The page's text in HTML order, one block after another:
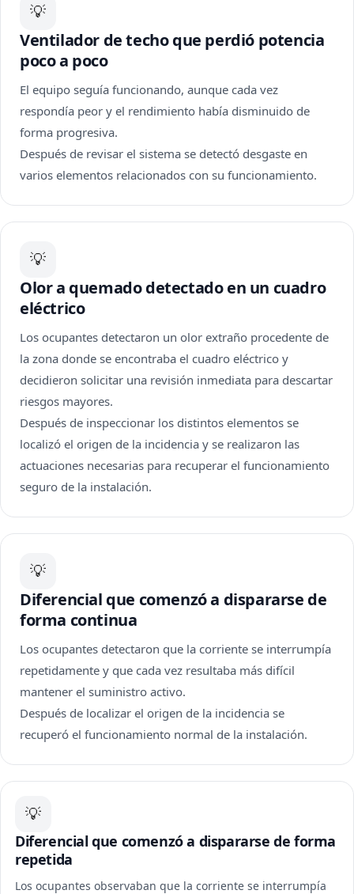
💡
Ventilador de techo que perdió potencia
poco a poco
El equipo seguía funcionando, aunque cada vez
respondía peor y el rendimiento había disminuido de
forma progresiva.
Después de revisar el sistema se detectó desgaste en
varios elementos relacionados con su funcionamiento.
💡
Olor a quemado detectado en un cuadro
eléctrico
Los ocupantes detectaron un olor extraño procedente de
la zona donde se encontraba el cuadro eléctrico y
decidieron solicitar una revisión inmediata para descartar
riesgos mayores.
Después de inspeccionar los distintos elementos se
localizó el origen de la incidencia y se realizaron las
actuaciones necesarias para recuperar el funcionamiento
seguro de la instalación.
💡
Diferencial que comenzó a dispararse de
forma continua
Los ocupantes detectaron que la corriente se interrumpía
repetidamente y que cada vez resultaba más difícil
mantener el suministro activo.
Después de localizar el origen de la incidencia se
recuperó el funcionamiento normal de la instalación.
💡
Diferencial que comenzó a dispararse de forma
repetida
Los ocupantes observaban que la corriente se interrumpía